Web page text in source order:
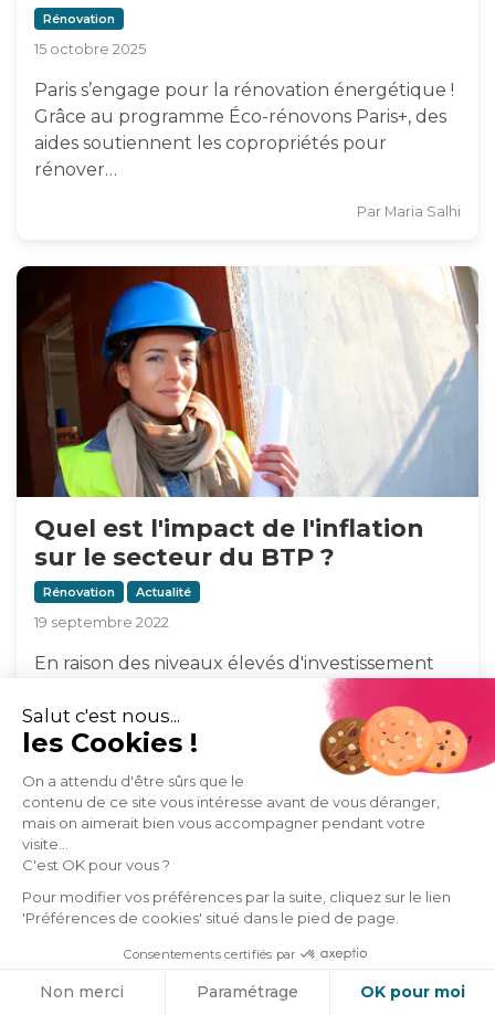
Salut c'est nous...
les Cookies !
On a attendu d'être sûrs que le
contenu de ce site vous intéresse avant de vous déranger,
mais on aimerait bien vous accompagner pendant votre
visite...
C'est OK pour vous ?
Pour modifier vos préférences par la suite, cliquez sur le lien
'Préférences de cookies' situé dans le pied de page.
Consentements certifiés par
Non merci Paramétrage OK pour moi
Rénovation
15 octobre 2025
Paris s’engage pour la rénovation énergétique !
Grâce au programme Éco-rénovons Paris+, des
aides soutiennent les copropriétés pour
rénover…
Par Maria Salhi
Quel est l'impact de l'inflation
sur le secteur du BTP ?
Rénovation Actualité
19 septembre 2022
En raison des niveaux élevés d'investissement
requis, les projets de construction sont sensibles
aux variations des taux d'intérêt . D…
ParAnaïs Berton